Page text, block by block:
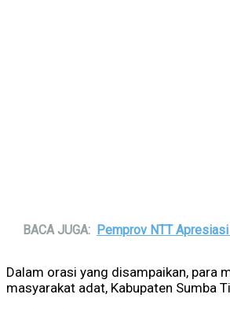
BACA JUGA: Pemprov NTT
Dalam orasi yang disampaikan, para
masyarakat adat, Kabupaten Sumba